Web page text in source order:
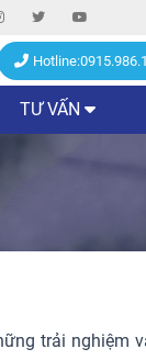
TƯ VẤN
trải nghiệm